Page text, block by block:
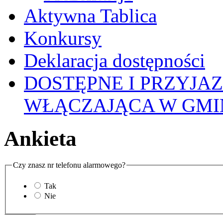
Aktywna Tablica
Konkursy
Deklaracja dostępności
DOSTĘPNE I
WŁĄCZAJĄCA W
Ankieta
Czy znasz nr telefonu alarmowego?
Tak
Nie